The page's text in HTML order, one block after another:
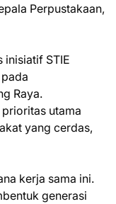
Perpustakaan,
inisiatif STIE
Raya.
utama
yang cerdas,
kerja sama ini.
generasi